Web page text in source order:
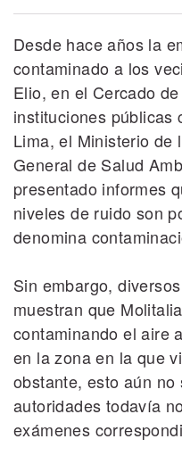
Desde hace años la
contaminado a los
Elio, en el Cercado
instituciones públicas
Lima, el Ministerio de
General de Salud
presentado informes
niveles de ruido son
denomina
Sin embargo,
muestran que
contaminando el aire
en la zona en la que
obstante, esto aún
autoridades todavía
exámenes